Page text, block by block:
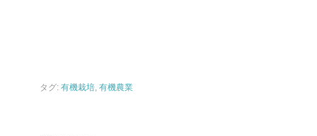
タグ: 有機栽培, 有機農業